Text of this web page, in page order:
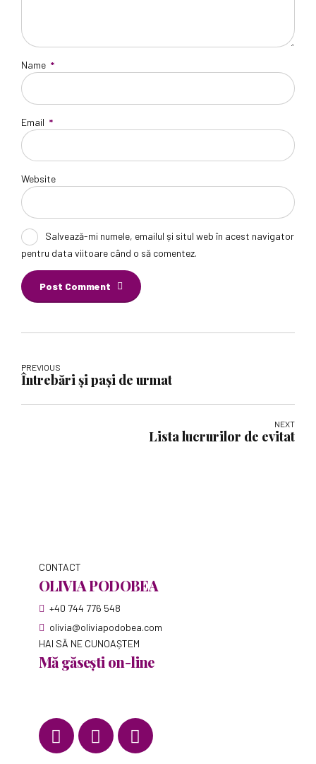
Name *
Email *
Website
Salvează-mi numele, emailul și situl web în acest navigator
pentru data viitoare când o să comentez.
Post Comment
PREVIOUS
Întrebări și pași de urmat
NEXT
Lista lucrurilor de evitat
CONTACT
OLIVIA PODOBEA
+40 744 776 548
olivia@oliviapodobea.com
HAI SĂ NE CUNOAȘTEM
Mă găsești on-line